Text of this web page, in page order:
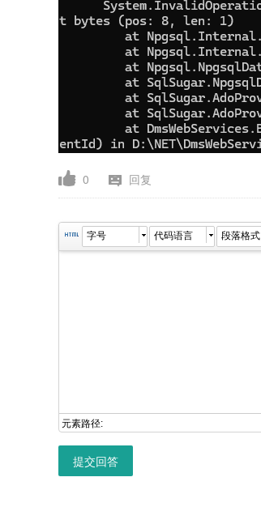
0 回复
字号 代码语言 段落格式
元素路径:
提交回答